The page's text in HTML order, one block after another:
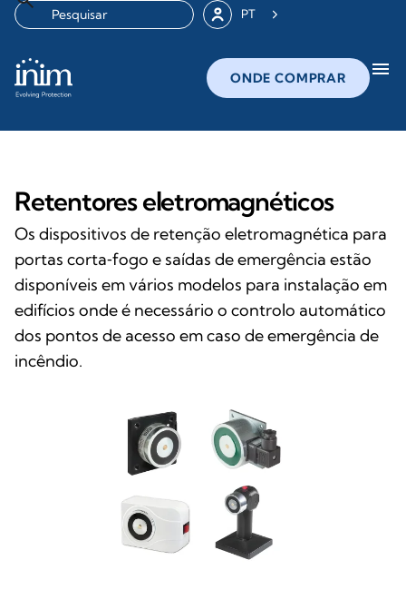
PT
ONDE COMPRAR menu
Retentores eletromagnéticos
Os dispositivos de retenção eletromagnética para
portas corta‑fogo e saídas de emergência estão
disponíveis em vários modelos para instalação em
edifícios onde é necessário o controlo automático
dos pontos de acesso em caso de emergência de
incêndio.